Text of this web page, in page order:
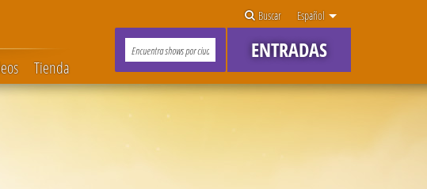
Tienda
Español
Buscar
ENTRADAS